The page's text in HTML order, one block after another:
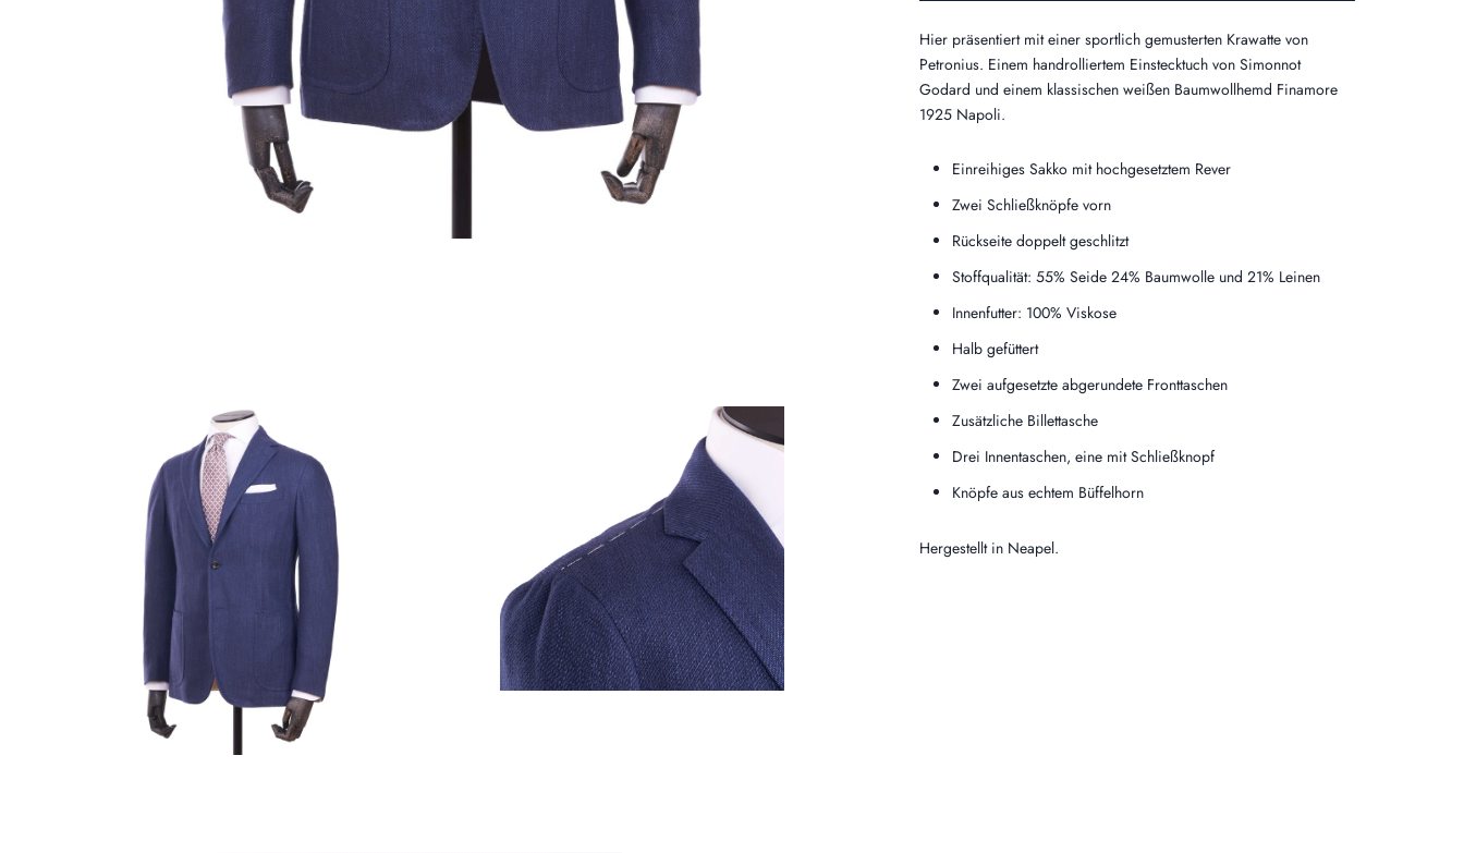
Hier präsentiert mit einer sportlich gemusterten Krawatte von
Petronius. Einem handrolliertem Einstecktuch von Simonnot
Godard und einem klassischen weißen Baumwollhemd Finamore
1925 Napoli.
Einreihiges Sakko mit hochgesetztem Rever
Zwei Schließknöpfe vorn
Rückseite doppelt geschlitzt
Stoffqualität: 55% Seide 24% Baumwolle und 21% Leinen
Innenfutter: 100% Viskose
Halb gefüttert
Zwei aufgesetzte abgerundete Fronttaschen
Zusätzliche Billettasche
Drei Innentaschen, eine mit Schließknopf
Knöpfe aus echtem Büffelhorn
Hergestellt in Neapel.